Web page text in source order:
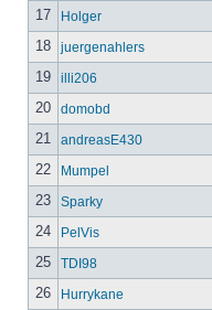
17 Holger
18 juergenahlers
19 illi206
20 domobd
21 andreasE430
22 Mumpel
23 Sparky
24 PelVis
25 TDI98
26 Hurrykane